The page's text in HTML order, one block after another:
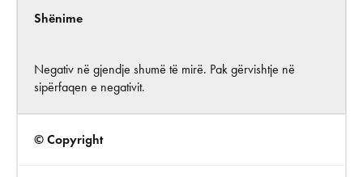
Shënime
Negativ në gjendje shumë të mirë. Pak gërvishtje në
sipërfaqen e negativit.
© Copyright